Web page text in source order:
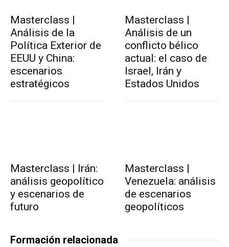
Masterclass |
Análisis de la
Política Exterior de
EEUU y China:
escenarios
estratégicos
Masterclass |
Análisis de un
conflicto bélico
actual: el caso de
Israel, Irán y
Estados Unidos
Masterclass | Irán:
análisis geopolítico
y escenarios de
futuro
Masterclass |
Venezuela: análisis
de escenarios
geopolíticos
Formación relacionada